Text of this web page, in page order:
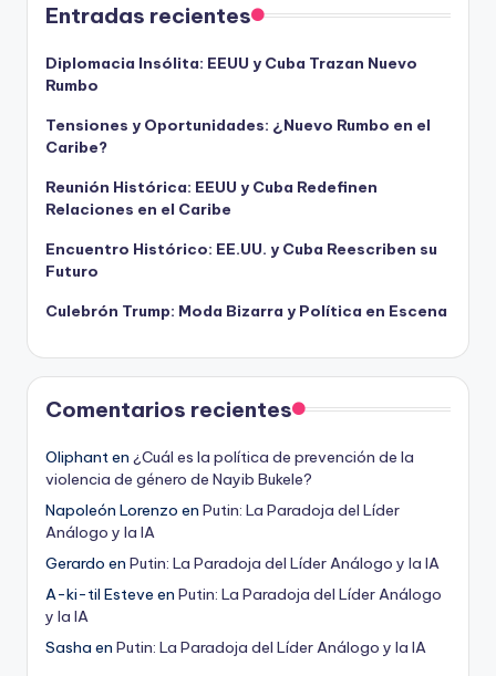
Entradas recientes
Diplomacia Insólita: EEUU y Cuba Trazan Nuevo
Rumbo
Tensiones y Oportunidades: ¿Nuevo Rumbo en el
Caribe?
Reunión Histórica: EEUU y Cuba Redefinen
Relaciones en el Caribe
Encuentro Histórico: EE.UU. y Cuba Reescriben su
Futuro
Culebrón Trump: Moda Bizarra y Política en Escena
Comentarios recientes
Oliphanten ¿Cuál es la política de prevención de la
violencia de género de Nayib Bukele?
Napoleón Lorenzo en Putin: La Paradoja del Líder
Análogo y la IA
Gerardo en Putin: La Paradoja del Líder Análogo y la IA
A-ki-til Esteve en Putin: La Paradoja del Líder Análogo
y la IA
Sasha en Putin: La Paradoja del Líder Análogo y la IA